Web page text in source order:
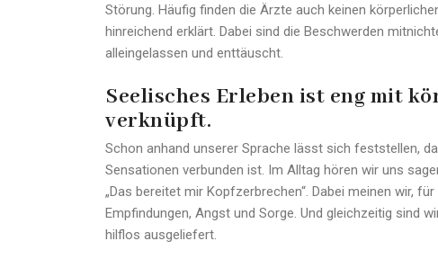
Störung. Häufig finden die Ärzte auch keinen
hinreichend erklärt. Dabei sind die Beschwerden
alleingelassen und enttäuscht.
Seelisches Erleben ist eng mit
verknüpft.
Schon anhand unserer Sprache lässt sich feststellen,
Sensationen verbunden ist. Im Alltag hören wir uns
„Das bereitet mir Kopfzerbrechen“. Dabei meinen wir,
Empfindungen, Angst und Sorge. Und gleichzeitig sind
hilflos ausgeliefert.